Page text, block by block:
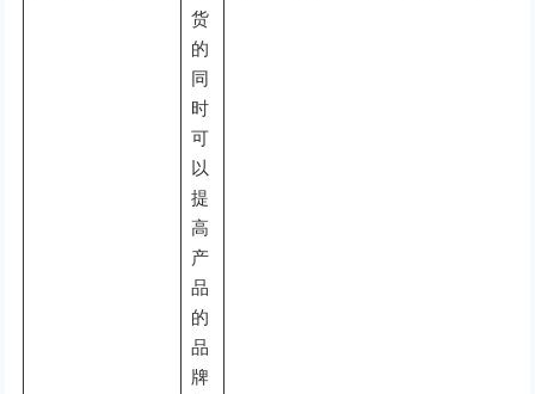
货
的
同
时
可
以
提
高
产
品
的
品
牌